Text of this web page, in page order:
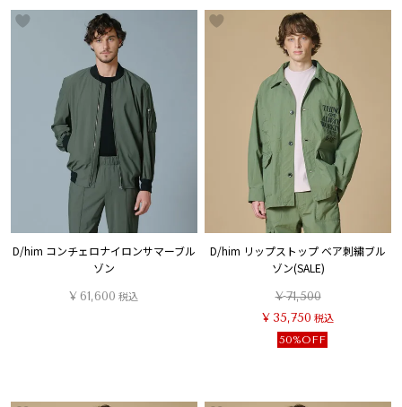
D/him コンチェロナイロンサマーブル
ゾン
¥ 61,600 税込
D/him リップストップ ベア刺繍ブル
ゾン(SALE)
¥71,500
¥ 35,750 税込
50%OFF